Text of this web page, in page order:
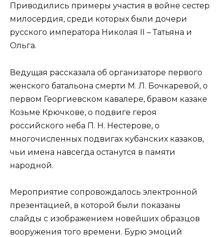
Приводились примеры участия в войне сестер
милосердия, среди которых были дочери
русского императора Николая II – Татьяна и
Ольга.
Ведущая рассказала об организаторе первого
женского батальона смерти М. Л. Бочкаревой, о
первом Георгиевском кавалере, бравом казаке
Козьме Крючкове, о подвиге героя
российского неба П. Н. Нестерове, о
многочисленных подвигах кубанских казаков,
чьи имена навсегда останутся в памяти
народной.
Мероприятие сопровождалось электронной
презентацией, в которой были показаны
слайды с изображением новейших образцов
вооружения того времени. Бурю эмоций